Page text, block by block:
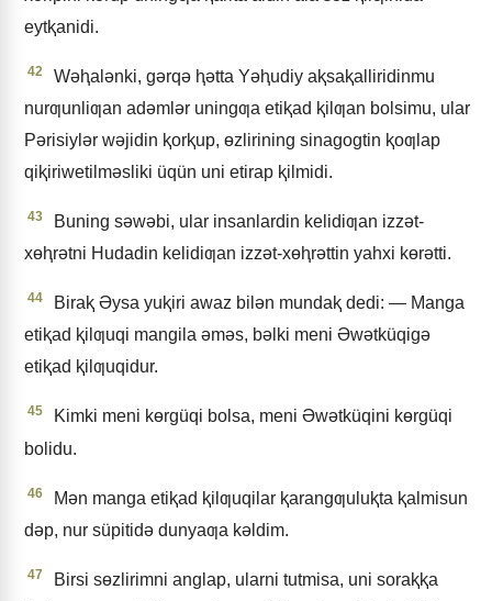
eytⱪanidi.
42
Wǝⱨalǝnki, gǝrqǝ ⱨǝtta Yǝⱨudiy aⱪsaⱪalliridinmu
nurƣunliƣan adǝmlǝr uningƣa etiⱪad ⱪilƣan bolsimu, ular
Pǝrisiylǝr wǝjidin ⱪorⱪup, ɵzlirining sinagogtin ⱪoƣlap
qiⱪiriwetilmǝsliki üqün uni etirap ⱪilmidi.
43
Buning sǝwǝbi, ular insanlardin kelidiƣan izzǝt-
xɵⱨrǝtni Hudadin kelidiƣan izzǝt-xɵⱨrǝttin yahxi kɵrǝtti.
44
Biraⱪ Əysa yuⱪiri awaz bilǝn mundaⱪ dedi: — Manga
etiⱪad ⱪilƣuqi mangila ǝmǝs, bǝlki meni Əwǝtküqigǝ
etiⱪad ⱪilƣuqidur.
45
Kimki meni kɵrgüqi bolsa, meni Əwǝtküqini kɵrgüqi
bolidu.
46
Mǝn manga etiⱪad ⱪilƣuqilar ⱪarangƣuluⱪta ⱪalmisun
dǝp, nur süpitidǝ dunyaƣa kǝldim.
47
Birsi sɵzlirimni anglap, ularni tutmisa, uni soraⱪⱪa